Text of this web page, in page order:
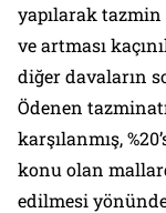
yapılarak
ve artması
diğer davaların
Ödenen
karşılanmış,
konu olan
edilmesi